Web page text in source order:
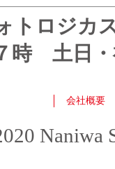
トロジ
時 土日・
会社概要
Naniwa